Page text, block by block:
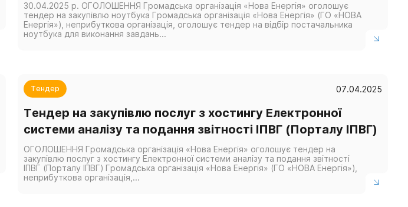
30.04.2025 р. ОГОЛОШЕННЯ Громадська організація «Нова Енергія» оголошує
тендер на закупівлю ноутбука Громадська організація «Нова Енергія» (ГО «НОВА
Енергія»), неприбуткова організація, оголошує тендер на відбір постачальника
ноутбука для виконання завдань...
Тендер 07.04.2025
Тендер на закупівлю послуг з хостингу Електронної
системи аналізу та подання звітності ІПВГ (Порталу ІПВГ)
ОГОЛОШЕННЯ Громадська організація «Нова Енергія» оголошує тендер на
закупівлю послуг з хостингу Електронної системи аналізу та подання звітності
ІПВГ (Порталу ІПВГ) Громадська організація «Нова Енергія» (ГО «НОВА Енергія»),
неприбуткова організація,...